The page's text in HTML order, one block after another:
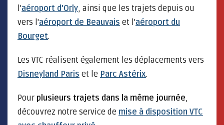
l'aéroport d'Orly, ainsi que les trajets depuis ou
vers l'aéroport de Beauvais et l'aéroport du
Bourget.
Les VTC réalisent également les déplacements vers
Disneyland Paris et le Parc Astérix.
Pour plusieurs trajets dans la même journée,
découvrez notre service de mise à disposition VTC